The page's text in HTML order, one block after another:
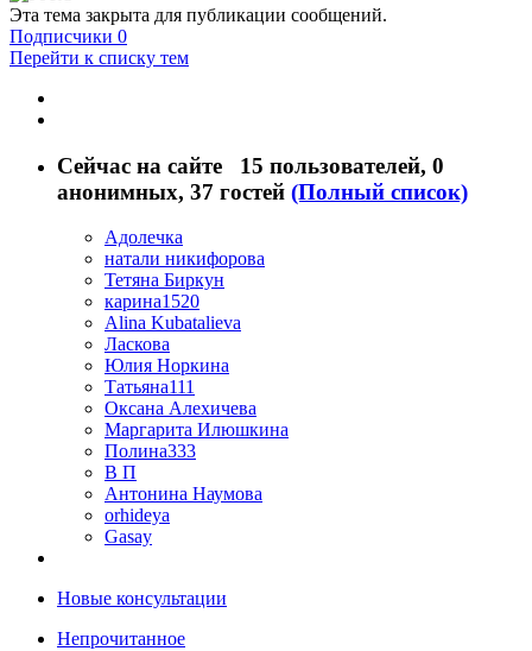
Эта тема закрыта для публикации сообщений.
Подписчики 0
Перейти к списку тем
Сейчас на сайте 15 пользователей, 0
анонимных, 37 гостей (Полный список)
Адолечка
натали никифорова
Тетяна Биркун
карина1520
Alina Kubatalieva
Ласкова
Юлия Норкина
Татьяна111
Оксана Алехичева
Маргарита Илюшкина
Полина333
В П
Антонина Наумова
orhideya
Gasay
Новые консультации
Непрочитанное